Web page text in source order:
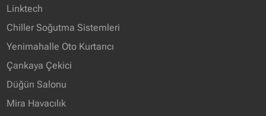
Linktech
Chiller Soğutma Sistemleri
Yenimahalle Oto Kurtarıcı
Çankaya Çekici
Düğün Salonu
Mira Havacılık